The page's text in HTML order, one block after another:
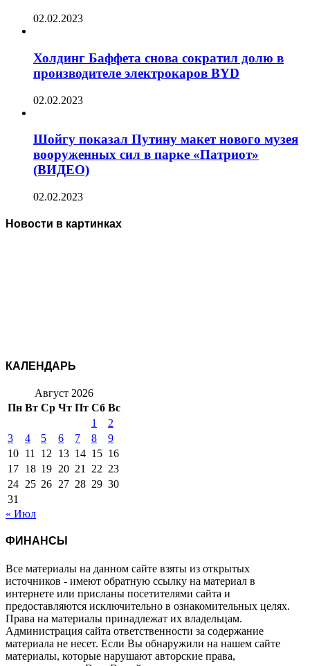
02.02.2023
Холдинг Баффета снова сократил долю в
производителе электрокаров BYD
02.02.2023
Шойгу показал Путину макет нового музея
вооруженных сил в парке «Патриот»
(ВИДЕО)
02.02.2023
Новости в картинках
КАЛЕНДАРЬ
Август 2026
Пн Вт Ср Чт Пт Сб Вс
1
2
3
4 5 6 7 8
9
10 11 12 13 14 15 16
17 18 19 20 21 22 23
24 25 26 27 28 29 30
31
« Июл
ФИНАНСЫ
Все материалы на данном сайте взяты из открытых
источников - имеют обратную ссылку на материал в
интернете или присланы посетителями сайта и
предоставляются исключительно в ознакомительных целях.
Права на материалы принадлежат их владельцам.
Администрация сайта ответственности за содержание
материала не несет. Если Вы обнаружили на нашем сайте
материалы, которые нарушают авторские права,